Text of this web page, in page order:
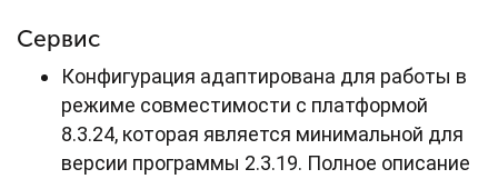
Сервис
Конфигурация адаптирована для работы в
режиме совместимости с платформой
8.3.24, которая является минимальной для
версии программы 2.3.19. Полное описание